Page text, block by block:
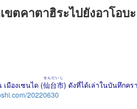
ขตคาตาฮิระไปยังอาโอบ
มืองเซนได (仙台市
せんだいし
) ดังที่ได้เล่าในบันทึกคร
20220630